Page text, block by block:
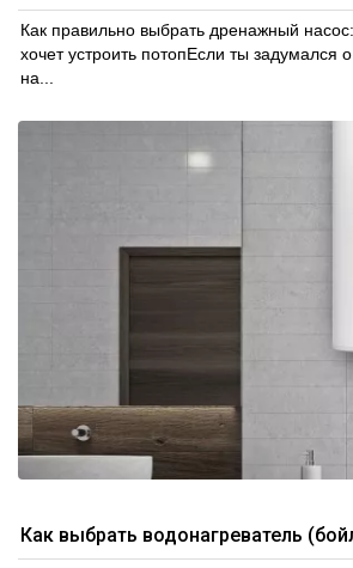
Как правильно выбрать дренажный
хочет устроить потопЕсли ты задумался
на...
Как выбрать водонагреватель